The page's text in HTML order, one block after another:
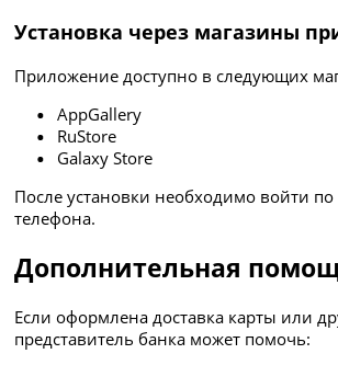
Установка через магазины
Приложение доступно в следующих
AppGallery
RuStore
Galaxy Store
После установки необходимо войти
телефона.
Дополнительная
Если оформлена доставка карты или
представитель банка может помочь: